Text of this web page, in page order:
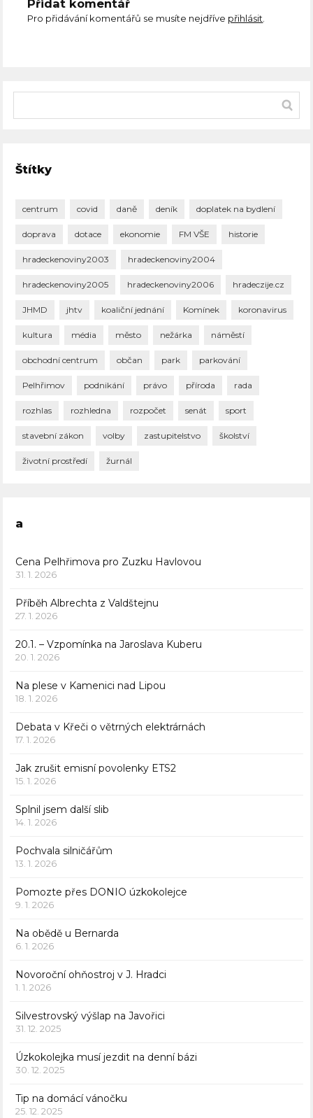
Přidat komentář
Pro přidávání komentářů se musíte nejdříve přihlásit.
Štítky
centrum covid daně deník doplatek na bydlení
doprava dotace ekonomie FM VŠE historie
hradeckenoviny2003 hradeckenoviny2004
hradeckenoviny2005 hradeckenoviny2006 hradeczije.cz
JHMD jhtv koaliční jednání Komínek koronavirus
kultura média město nežárka náměstí
obchodní centrum občan park parkování
Pelhřimov podnikání právo příroda rada
rozhlas rozhledna rozpočet senát sport
stavební zákon volby zastupitelstvo školství
životní prostředí žurnál
a
Cena Pelhřimova pro Zuzku Havlovou
31. 1. 2026
Příběh Albrechta z Valdštejnu
27. 1. 2026
20.1. – Vzpomínka na Jaroslava Kuberu
20. 1. 2026
Na plese v Kamenici nad Lipou
18. 1. 2026
Debata v Křeči o větrných elektrárnách
17. 1. 2026
Jak zrušit emisní povolenky ETS2
15. 1. 2026
Splnil jsem další slib
14. 1. 2026
Pochvala silničářům
13. 1. 2026
Pomozte přes DONIO úzkokolejce
9. 1. 2026
Na obědě u Bernarda
6. 1. 2026
Novoroční ohňostroj v J. Hradci
1. 1. 2026
Silvestrovský výšlap na Javořici
31. 12. 2025
Úzkokolejka musí jezdit na denní bázi
30. 12. 2025
Tip na domácí vánočku
25. 12. 2025